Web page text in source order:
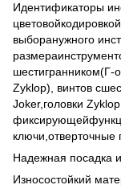
Идентификаторы
выборанужного
шестигранником(Г-
Zyklop), винтов
Joker,головки
ключи,отверточные
Надежная посадка
Износостойкий